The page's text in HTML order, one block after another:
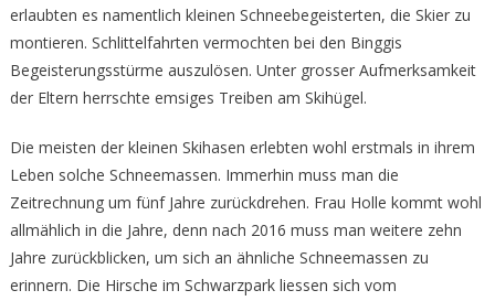
erlaubten es namentlich kleinen Schneebegeisterten, die Skier zu
montieren. Schlittelfahrten vermochten bei den Binggis
Begeisterungsstürme auszulösen. Unter grosser Aufmerksamkeit
der Eltern herrschte emsiges Treiben am Skihügel.
Die meisten der kleinen Skihasen erlebten wohl erstmals in ihrem
Leben solche Schneemassen. Immerhin muss man die
Zeitrechnung um fünf Jahre zurückdrehen. Frau Holle kommt wohl
allmählich in die Jahre, denn nach 2016 muss man weitere zehn
Jahre zurückblicken, um sich an ähnliche Schneemassen zu
erinnern. Die Hirsche im Schwarzpark liessen sich vom